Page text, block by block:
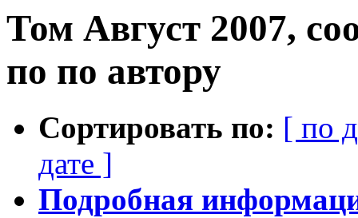
Том Август 2007,
по по автору
Сортировать по: [ по
дате ]
Подробная